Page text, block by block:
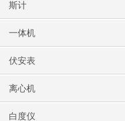
斯计
一体机
伏安表
离心机
白度仪